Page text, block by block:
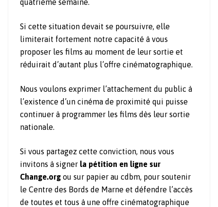
quatrième semaine.
Si cette situation devait se poursuivre, elle
limiterait fortement notre capacité à vous
proposer les films au moment de leur sortie et
réduirait d’autant plus l’offre cinématographique.
Nous voulons exprimer l’attachement du public à
l’existence d’un cinéma de proximité qui puisse
continuer à programmer les films dès leur sortie
nationale.
Si vous partagez cette conviction, nous vous
invitons à signer la pétition en ligne sur
Change.org ou sur papier au cdbm, pour soutenir
le Centre des Bords de Marne et défendre l’accès
de toutes et tous à une offre cinématographique